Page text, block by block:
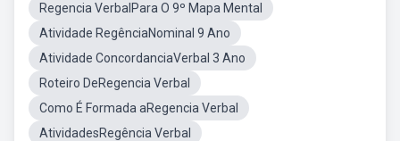
Regencia VerbalPara O 9º Mapa Mental
Atividade RegênciaNominal 9 Ano
Atividade ConcordanciaVerbal 3 Ano
Roteiro DeRegencia Verbal
Como É Formada aRegencia Verbal
AtividadesRegência Verbal